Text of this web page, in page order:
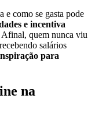
e como se gasta pode
e incentiva
Afinal, quem nunca viu
salários
para
na